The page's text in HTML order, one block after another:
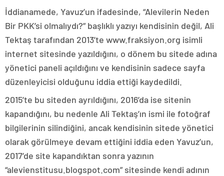
İddianamede, Yavuz’un ifadesinde, “Alevilerin Neden
Bir PKK’si olmalıydı?” başlıklı yazıyı kendisinin değil, Ali
Tektaş tarafından 2013’te www.fraksiyon.org isimli
internet sitesinde yazıldığını, o dönem bu sitede adına
yönetici paneli açıldığını ve kendisinin sadece sayfa
düzenleyicisi olduğunu iddia ettiği kaydedildi.
2015’te bu siteden ayrıldığını, 2016’da ise sitenin
kapandığını, bu nedenle Ali Tektaş’ın ismi ile fotoğraf
bilgilerinin silindiğini, ancak kendisinin sitede yönetici
olarak görülmeye devam ettiğini iddia eden Yavuz’un,
2017’de site kapandıktan sonra yazının
“alevienstitusu.blogspot.com” sitesinde kendi adının